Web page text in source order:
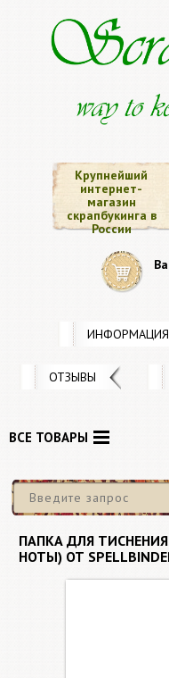
Крупнейший
интернет-
магазин
скрапбукинга в
России
ИНФОРМАЦИЯ
ОТЗЫВЫ
ВСЕ ТОВАРЫ
ПАПКА ДЛЯ ТИСНЕНИЯ
НОТЫ) ОТ